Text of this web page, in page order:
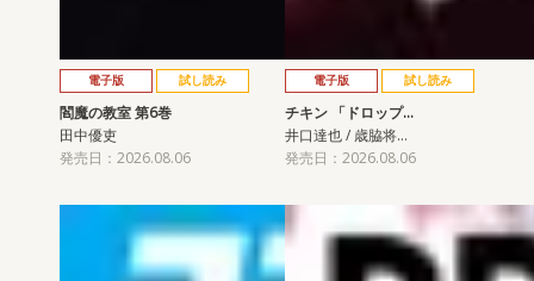
電子版 試し読み
閻魔の教室 第6巻
田中優吏
発売日：2026.08.06
電子版 試し読み
チキン 「ドロップ…
井口達也 / 歳脇将…
発売日：2026.08.06